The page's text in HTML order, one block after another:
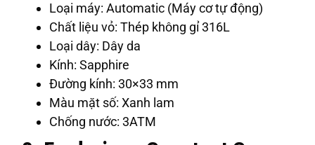
Loại máy: Automatic (Máy cơ tự động)
Chất liệu vỏ: Thép không gỉ 316L
Loại dây: Dây da
Kính: Sapphire
Đường kính: 30×33 mm
Màu mặt số: Xanh lam
Chống nước: 3ATM